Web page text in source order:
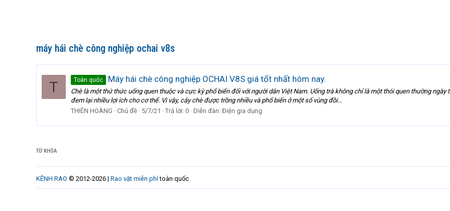
máy hái chè công nghiệp ochai v8s
T Toàn quốc Máy hái chè công nghiệp OCHAI V8S giá tốt nhất hôm nay.
Chè là một thứ thức uống quen thuộc và cực kỳ phổ biến đối với người dân Việt Nam. Uống trà không chỉ là một thói quen thường
đem lại nhiều lợi ích cho cơ thể. Vì vậy, cây chè được trồng nhiều và phổ biến ở một số vùng đồi...
THIÊN HOÀNG
Chủ đề 5/7/21 Trả lời: 0 Diễn đàn: Điện gia dụng
TỪ KHÓA
KÊNH RAO © 2012-2026 | Rao vặt miễn phítoàn quốc